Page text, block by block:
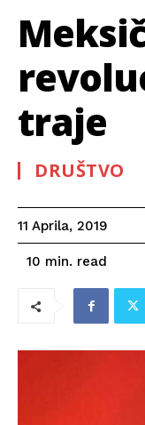
traje
DRUŠTVO
11 Aprila, 2019
10 min. read